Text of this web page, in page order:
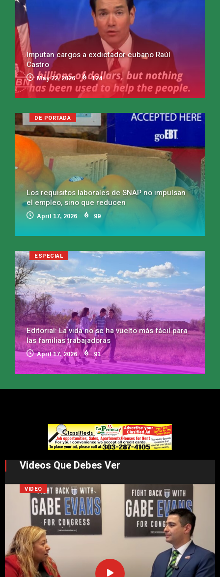
Imputan cargos a exdictador cubano Raúl
Castro
May 22, 2026 124
DE PORTADA
Los requisitos laborales de SNAP no impulsan
el empleo, sino que reducen
April 17, 2026 99
ESPECIAL
Editorial: La vida no se ha vuelto más fácil para
las familias trabajadoras
April 17, 2026 91
Videos Que Debes Ver
VIDEO